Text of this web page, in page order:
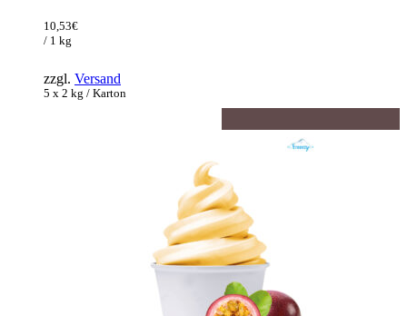
war:
162,00€
Preis
ist:
5 x 2 kg / Karton
10,53€
/ 1 kg
zzgl. Versand